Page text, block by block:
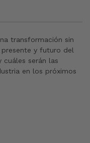
transformación sin
y futuro del
serán las
en los próximos